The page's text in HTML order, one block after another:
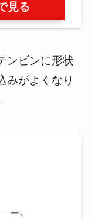
見る
ンビンに形状
みがよくなり